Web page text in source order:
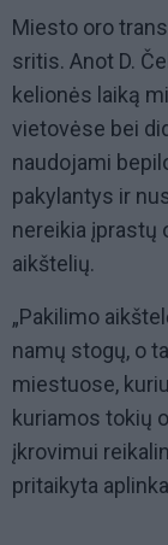
Miesto oro
sritis. Anot D.
kelionės laiką
vietovėse bei
naudojami
pakylantys ir
nereikia įprastų
aikštelių.
„Pakilimo
namų stogų, o
miestuose,
kuriamos tokių
įkrovimui
pritaikyta